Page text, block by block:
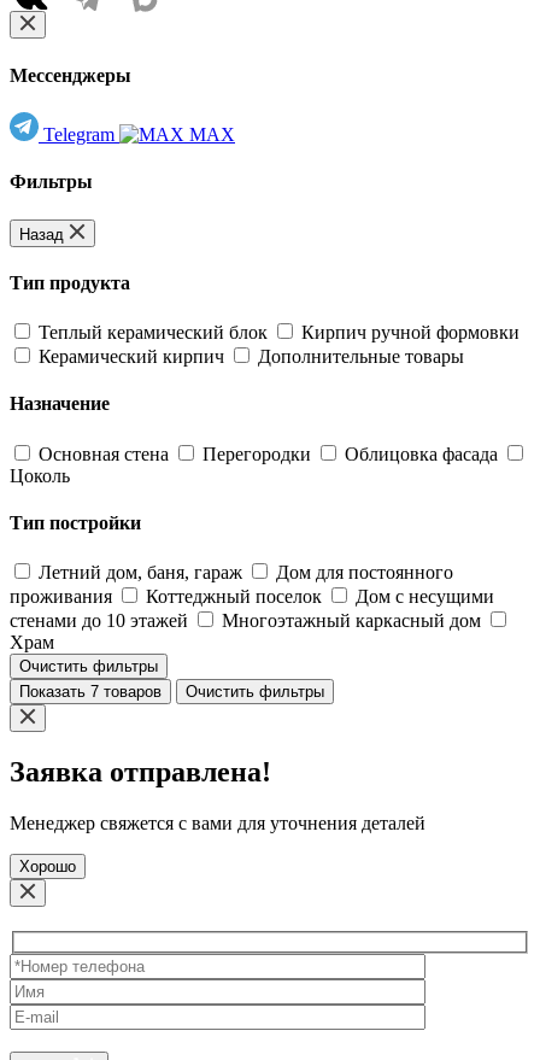
Мессенджеры
Telegram MAX
Фильтры
Назад
Тип продукта
Теплый керамический блок
Кирпич ручной формовки
Керамический кирпич
Дополнительные товары
Назначение
Основная стена Перегородки
Облицовка фасада
Цоколь
Тип постройки
Летний дом, баня, гараж
Дом для постоянного
проживания
Коттеджный поселок
Дом с несущими
стенами до 10 этажей
Многоэтажный каркасный дом
Храм
Очистить фильтры
Показать 7 товаров
Очистить фильтры
Заявка отправлена!
Менеджер свяжется с вами для уточнения деталей
Хорошо